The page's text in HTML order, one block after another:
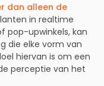
dan alleen de
in realtime
pop-upwinkels, kan
die elke vorm van
hiervan is om een
perceptie van het